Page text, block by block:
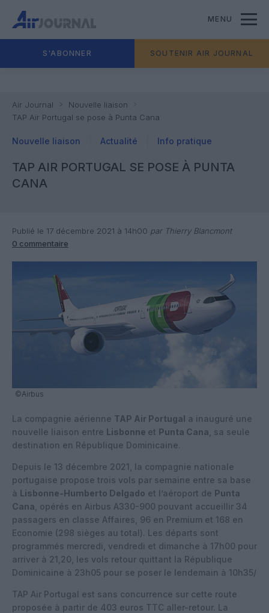
MENU
S'ABONNER SOUTENIR AIR JOURNAL
Air Journal
Nouvelle liaison
TAP Air Portugal se pose à Punta Cana
Nouvelle liaison Actualité Info pratique
TAP AIR PORTUGAL SE POSE À PUNTA
CANA
Publié le 17 décembre 2021 à 14h00 par Thierry Blancmont
0 commentaire
©Airbus
La compagnie aérienne TAP Air Portugal a inauguré une
nouvelle liaison entre Lisbonne et Punta Cana , sa seule
destination en République Dominicaine.
Depuis le 13 décembre 2021, la compagnie nationale
portugaise propose trois vols par semaine entre sa base
à Lisbonne-Humberto Delgado et l’aéroport de Punta
Cana , opérés en Airbus A330-900 pouvant accueillir 34
passagers en classe Affaires, 96 en Premium et 168 en
Economie (298 sièges au total). Les départs sont
programmés mercredi, vendredi et dimanche à 17h00 pour
arriver à 21,20, les vols retour quittant la République
Dominicaine à 23h05 pour se poser le lendemain à 10h35/
TAP Air Portugal est sans concurrence sur cette route
proposée à partir de 403 euros TTC aller-retour. La